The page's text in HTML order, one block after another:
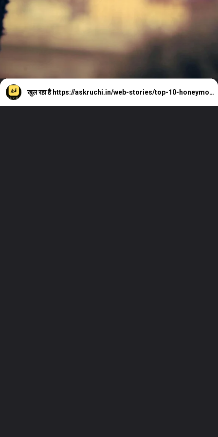
खुल रहा है https://askruchi.in/web-stories/top-10-honeymoon-destinations-in-india/